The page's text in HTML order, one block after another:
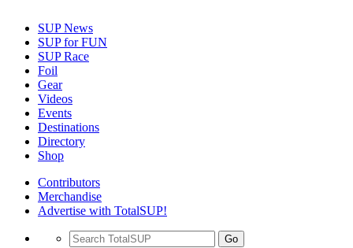
SUP News
SUP for FUN
SUP Race
Foil
Gear
Videos
Events
Destinations
Directory
Shop
Contributors
Merchandise
Advertise with TotalSUP!
Go